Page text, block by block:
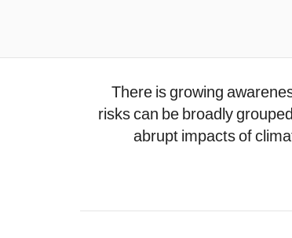
There is growing
risks can be broadly
abrupt impacts of